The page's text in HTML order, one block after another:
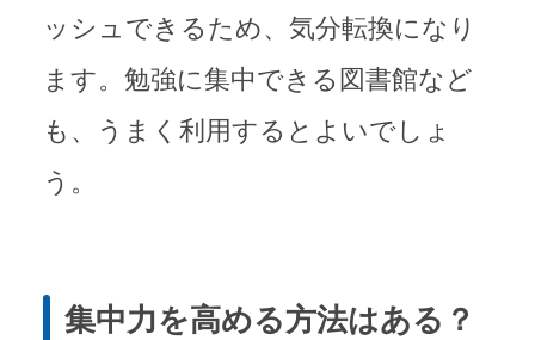
ッシュできるため、気分転換になり
ます。勉強に集中できる図書館など
も、うまく利用するとよいでしょ
う。
集中力を高める方法はある？